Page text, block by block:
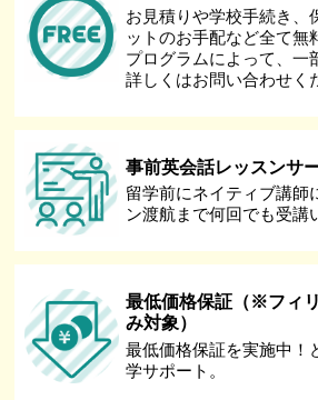
お見積りや学校手続き、
ットのお手配など全て
プログラムによって、一
詳しくはお問い合わせく
事前英会話レッスンサ
留学前にネイティブ講師
ン渡航まで何回でも受講
最低価格保証（※フィ
み対象）
最低価格保証を実施中！
学サポート。